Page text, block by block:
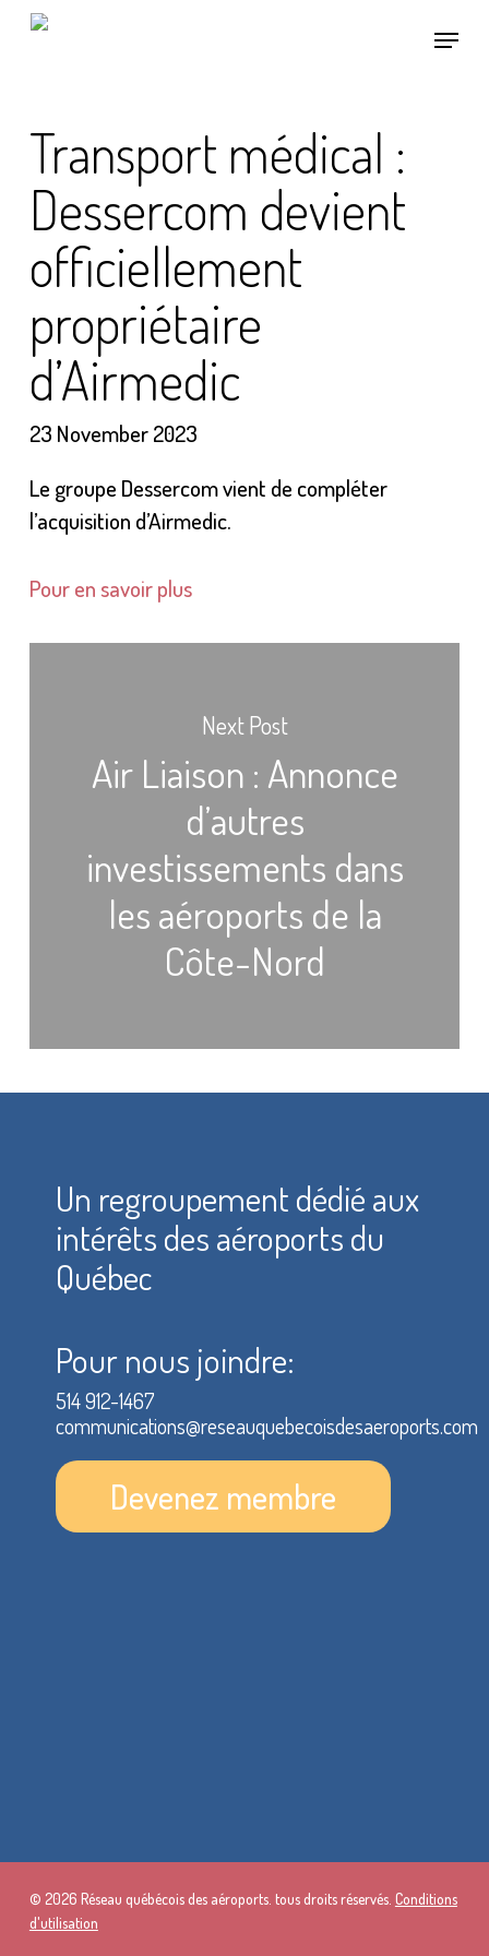
Skip
Menu
Transport médical :
Dessercom devient
officiellement
propriétaire
d’Airmedic
23 November 2023
Le groupe Dessercom vient de compléter
l’acquisition d’Airmedic.
Pour en savoir plus
Next Post
Air Liaison : Annonce
d’autres
investissements dans
les aéroports de la
Côte-Nord
Un regroupement dédié aux
intérêts des aéroports du
Québec
Pour nous joindre:
514 912-1467
communications@reseauquebecoisdesaeroports.com
Devenez membre
© 2026 Réseau québécois des aéroports. tous droits réservés. Conditions
d'utilisation